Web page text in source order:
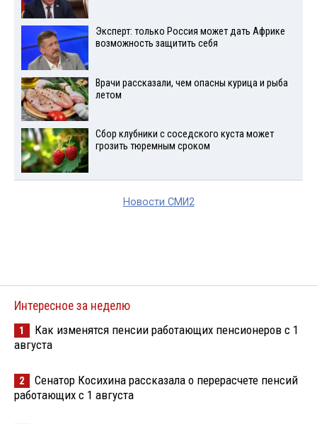
Эксперт: только Россия может дать Африке
возможность защитить себя
Врачи рассказали, чем опасны курица и рыба
летом
Сбор клубники с соседского куста может
грозить тюремным сроком
Новости СМИ2
Интересное за неделю
1
Как изменятся пенсии работающих пенсионеров с 1
августа
2
Сенатор Косихина рассказала о перерасчете пенсий
работающих с 1 августа